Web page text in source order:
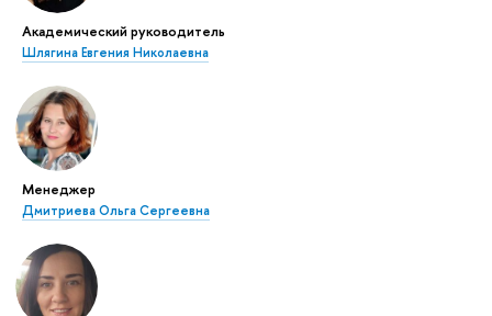
Академический руководитель
Шлягина Евгения Николаевна
Менеджер
Дмитриева Ольга Сергеевна